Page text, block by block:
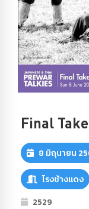
Final Take
8 มิถุนายน
โรงช้างแดง
2529